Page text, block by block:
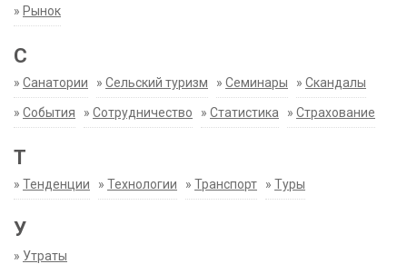
» Рынок
С
» Санатории » Сельский туризм » Семинары » Скандалы
» События » Сотрудничество » Статистика » Страхование
Т
» Тенденции » Технологии » Транспорт » Туры
У
» Утраты